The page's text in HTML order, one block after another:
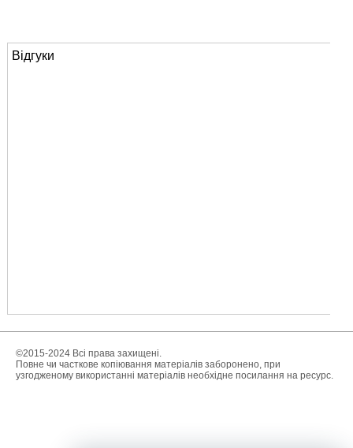
Відгуки
©2015-2024 Всі права захищені.
Повне чи часткове копіювання матеріалів заборонено, при
узгодженому використанні матеріалів необхідне посилання на ресурс.